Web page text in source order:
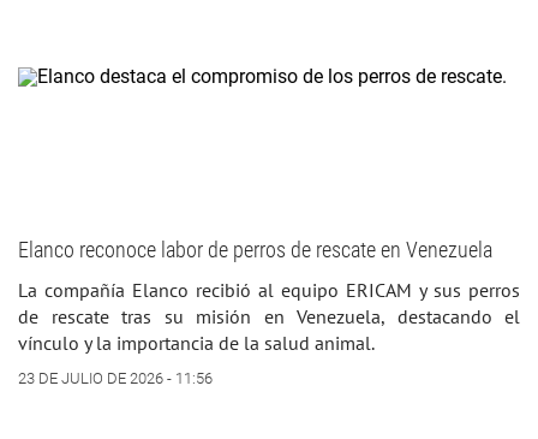
Elanco reconoce labor de perros de rescate en Venezuela
La compañía Elanco recibió al equipo ERICAM y sus perros
de rescate tras su misión en Venezuela, destacando el
vínculo y la importancia de la salud animal.
23 DE JULIO DE 2026 - 11:56